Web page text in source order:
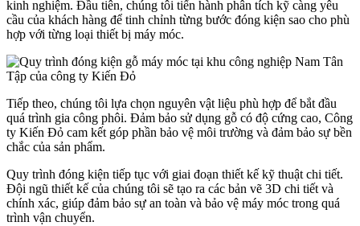
kinh nghiệm. Đầu tiên, chúng tôi tiến hành phân tích kỹ càng yêu
cầu của khách hàng để tinh chỉnh từng bước đóng kiện sao cho phù
hợp với từng loại thiết bị máy móc.
Tiếp theo, chúng tôi lựa chọn nguyên vật liệu phù hợp để bắt đầu
quá trình gia công phôi. Đảm bảo sử dụng gỗ có độ cứng cao, Công
ty Kiến Đỏ cam kết góp phần bảo vệ môi trường và đảm bảo sự bền
chắc của sản phẩm.
Quy trình đóng kiện tiếp tục với giai đoạn thiết kế kỹ thuật chi tiết.
Đội ngũ thiết kế của chúng tôi sẽ tạo ra các bản vẽ 3D chi tiết và
chính xác, giúp đảm bảo sự an toàn và bảo vệ máy móc trong quá
trình vận chuyển.